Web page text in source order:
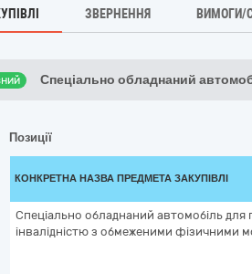
ЗВЕРНЕННЯ ВИМОГИ/
Спеціально обладнаний
Позиції
КОНКРЕТНА НАЗВА ПРЕДМЕТА ЗАКУПІВЛІ
Спеціально обладнаний автомобіль для
інвалідністю з обмеженими фізичними